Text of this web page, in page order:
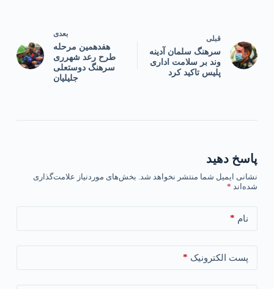
قبلی
سرهنگ سلمان آدینه
وند بر سلامت اداری
پلیس تاکید کرد
بعدی
هفدهمین مرحله
طرح رعد شهرری
سرهنگ دوستعلی
جلیلیان
پاسخ دهید
نشانی ایمیل شما منتشر نخواهد شد. بخش‌های موردنیاز علامت‌گذاری
شده‌اند *
نام *
پست الکترونیک *